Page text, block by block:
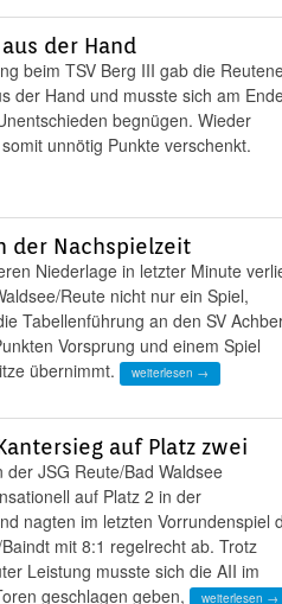
der Hand
beim TSV Berg III gab die
der Hand und musste sich am
begnügen. Wieder
unnötig Punkte verschenkt.
der Nachspielzeit
Niederlage in letzter Minute
Reute nicht nur ein Spiel,
Tabellenführung an den SV
Vorsprung und einem Spiel
übernimmt.
weiterlesen →
auf Platz zwei
der JSG Reute/Bad Waldsee
auf Platz 2 in der
nagten im letzten Vorrundenspiel
mit 8:1 regelrecht ab. Trotz
Leistung musste sich die AII im
geschlagen geben,
weiterlesen →